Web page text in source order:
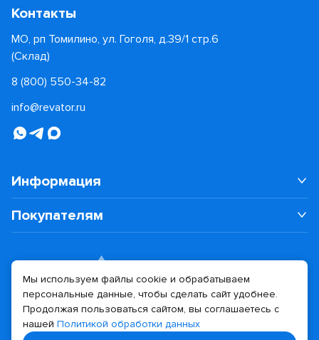
Контакты
МО, рп Томилино, ул. Гоголя, д.39/1 стр.6
(Склад)
8 (800) 550-34-82
info@revator.ru
Информация
Покупателям
Дизайн сайта Разработка сайта
Мы используем файлы cookie и обрабатываем
персональные данные, чтобы сделать сайт удобнее.
Продолжая пользоваться сайтом, вы соглашаетесь с
нашей Политикой обработки данных